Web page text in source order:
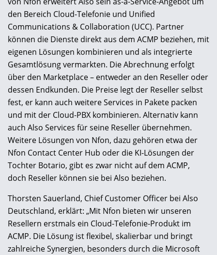
den Bereich Cloud-Telefonie und Unified
Communications & Collaboration (UCC). Partner
können die Dienste direkt aus dem ACMP beziehen, mit
eigenen Lösungen kombinieren und als integrierte
Gesamtlösung vermarkten. Die Abrechnung erfolgt
über den Marketplace – entweder an den Reseller oder
dessen Endkunden. Die Preise legt der Reseller selbst
fest, er kann auch weitere Services in Pakete packen
und mit der Cloud-PBX kombinieren. Alternativ kann
auch Also Services für seine Reseller übernehmen.
Weitere Lösungen von Nfon, dazu gehören etwa der
Nfon Contact Center Hub oder die KI-Lösungen der
Tochter Botario, gibt es zwar nicht auf dem ACMP,
doch Reseller können sie bei Also beziehen.
Thorsten Sauerland, Chief Customer Officer bei Also
Deutschland, erklärt: „Mit Nfon bieten wir unseren
Resellern erstmals ein Cloud-Telefonie-Produkt im
ACMP. Die Lösung ist flexibel, skalierbar und bringt
zahlreiche Synergien, besonders durch die Microsoft